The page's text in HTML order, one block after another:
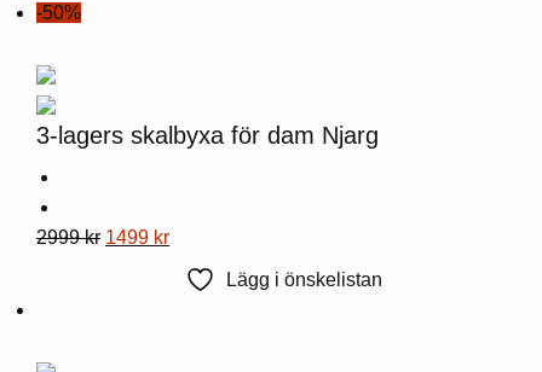
-50%
3-lagers skalbyxa för dam Njarg
Denna
2999kr Ursprungligt
1499 krNuvarande
pris
Lägg i önskelistan